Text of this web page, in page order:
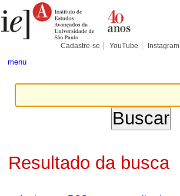
para
conteúdo.
Pessoais
Cadastre-se YouTube Instagram
menu
Resultado da busca